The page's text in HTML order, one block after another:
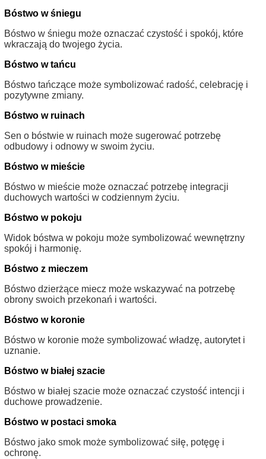
Bóstwo w śniegu
Bóstwo w śniegu może oznaczać czystość i spokój, które
wkraczają do twojego życia.
Bóstwo w tańcu
Bóstwo tańczące może symbolizować radość, celebrację i
pozytywne zmiany.
Bóstwo w ruinach
Sen o bóstwie w ruinach może sugerować potrzebę
odbudowy i odnowy w swoim życiu.
Bóstwo w mieście
Bóstwo w mieście może oznaczać potrzebę integracji
duchowych wartości w codziennym życiu.
Bóstwo w pokoju
Widok bóstwa w pokoju może symbolizować wewnętrzny
spokój i harmonię.
Bóstwo z mieczem
Bóstwo dzierżące miecz może wskazywać na potrzebę
obrony swoich przekonań i wartości.
Bóstwo w koronie
Bóstwo w koronie może symbolizować władzę, autorytet i
uznanie.
Bóstwo w białej szacie
Bóstwo w białej szacie może oznaczać czystość intencji i
duchowe prowadzenie.
Bóstwo w postaci smoka
Bóstwo jako smok może symbolizować siłę, potęgę i
ochronę.